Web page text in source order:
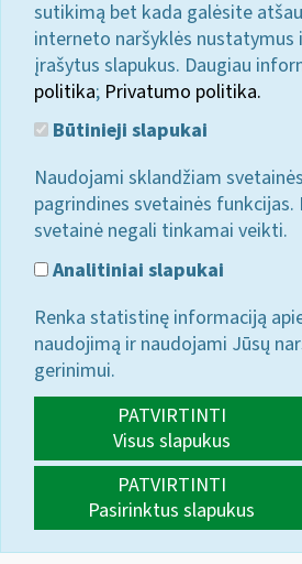
sutikimą bet kada galėsite
interneto naršyklės nustatymus
įrašytus slapukus. Daugiau
politika; Privatumo politika.
Būtinieji slapukai
Naudojami sklandžiam
pagrindines svetainės funkcijas.
svetainė negali tinkamai veikti.
Analitiniai slapukai
Renka statistinę informaciją
naudojimą ir naudojami Jūsų
gerinimui.
PATVIRTINTI
Visus slapukus
PATVIRTINTI
Pasirinktus slapukus